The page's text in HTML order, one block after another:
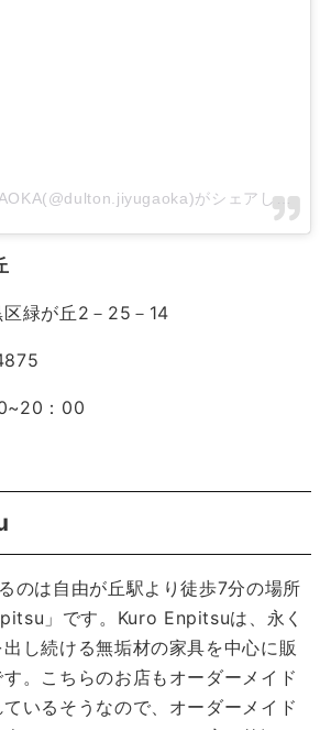
DULTON/JIYUGAOKA(@dulton.jiyugaoka)がシェアした投稿
区緑が丘2－25－14
：00
のは自由が丘駅より徒歩7分の場所
」です。Kuro Enpitsuは、永く
し続ける無垢材の家具を中心に販
。こちらのお店もオーダーメイド
いるそうなので、オーダーメイド